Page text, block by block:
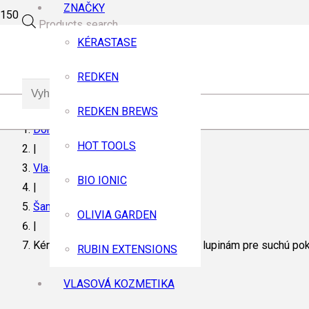
Products search
ZNAČKY
KÉRASTASE
REDKEN
REDKEN BREWS
HOT TOOLS
BIO IONIC
OLIVIA GARDEN
RUBIN EXTENSIONS
VLASOVÁ KOZMETIKA
Domov
|
Vlasová kozmetika
|
Šampóny
|
Kérastase Symbiose šampón proti lupinám pre suchú